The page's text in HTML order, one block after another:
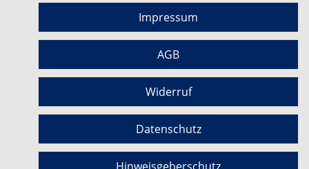
Impressum
AGB
Widerruf
Datenschutz